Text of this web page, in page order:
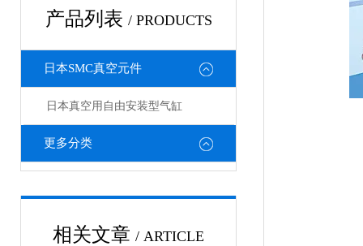
产品列表 / PRODUCTS
日本SMC真空元件
日本真空用自由安装型气缸
更多分类
相关文章 / ARTICLE